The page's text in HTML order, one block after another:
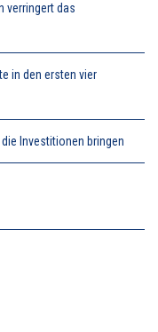
verringert das
in den ersten vier
Investitionen bringen